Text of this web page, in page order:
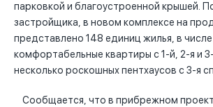
парковкой и благоустроенной крышей.
застройщика, в новом комплексе на
представлено 148 единиц жилья, в
комфортабельные квартиры с 1-й, 2-я и
несколько роскошных пентхаусов с 3-я
Сообщается, что в прибрежном